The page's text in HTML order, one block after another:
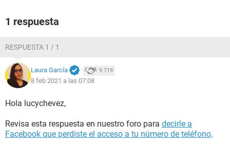
1 respuesta
RESPUESTA 1 / 1
Laura García 9.719
8 feb 2021 a las 07:08
Hola lucychevez,
Revisa esta respuesta en nuestro foro para decirle a
Facebook que perdiste el acceso a tu número de teléfono.